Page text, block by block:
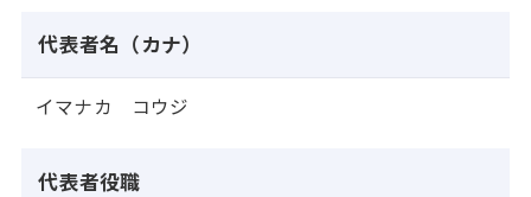
代表者名（カナ）
イマナカ コウジ
代表者役職